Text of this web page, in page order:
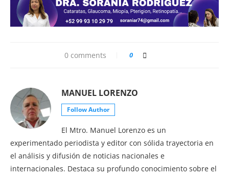
0 comments 0
MANUEL LORENZO
Follow Author
El Mtro. Manuel Lorenzo es un
experimentado periodista y editor con sólida trayectoria en
el análisis y difusión de noticias nacionales e
internacionales. Destaca su profundo conocimiento sobre el